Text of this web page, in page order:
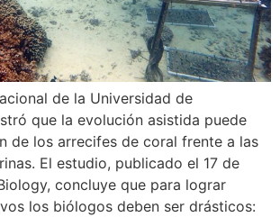
de la Universidad de
que la evolución asistida puede
de los arrecifes de coral frente a las
El estudio, publicado el 17 de
concluye que para lograr
los biólogos deben ser drásticos: